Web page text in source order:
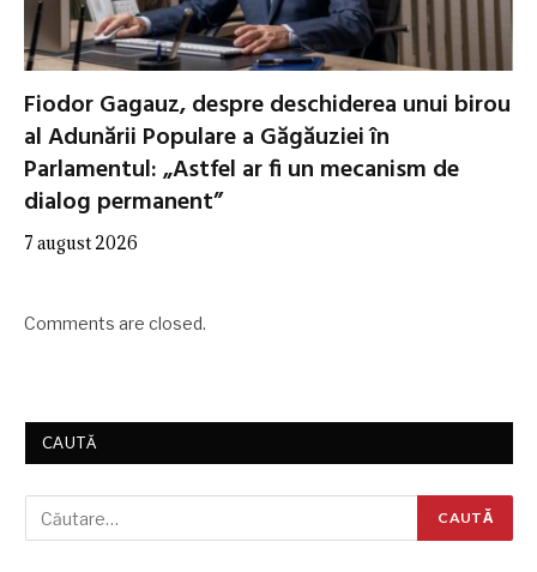
Fiodor Gagauz, despre deschiderea unui birou
al Adunării Populare a Găgăuziei în
Parlamentul: „Astfel ar fi un mecanism de
dialog permanent”
7 august 2026
Comments are closed.
CAUTĂ